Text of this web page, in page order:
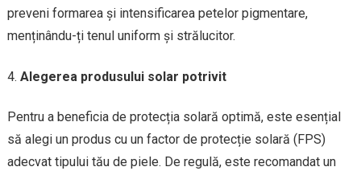
preveni formarea și intensificarea petelor pigmentare,
menținându-ți tenul uniform și strălucitor.
Alegerea produsului solar potrivit
Pentru a beneficia de protecția solară optimă, este esențial
să alegi un produs cu un factor de protecție solară (FPS)
adecvat tipului tău de piele. De regulă, este recomandat un